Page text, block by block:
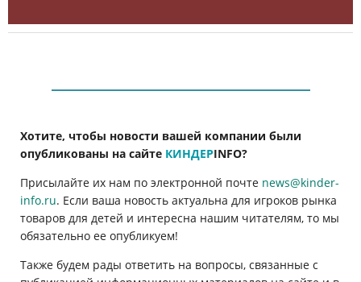
Хотите, чтобы новости вашей компании были
опубликованы на сайте КИНДЕРINFO?
Присылайте их нам по электронной почте news@kinder-
info.ru. Если ваша новость актуальна для игроков рынка
товаров для детей и интересна нашим читателям, то мы
обязательно ее опубликуем!
Также будем рады ответить на вопросы, связанные с